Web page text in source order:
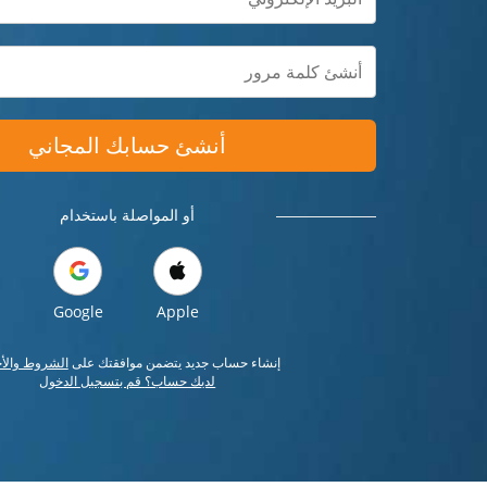
أنشئ حسابك المجاني
أو المواصلة باستخدام
Apple
Google
إنشاء حساب جديد يتضمن موافقتك علىالشروط
لديك حساب؟ قم بتسجيل الدخول